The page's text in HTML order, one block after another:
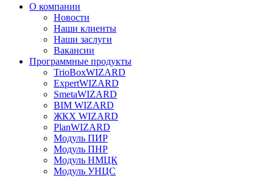
О компании
Новости
Наши клиенты
Наши заслуги
Вакансии
Программные продукты
TrioBoxWIZARD
ExpertWIZARD
SmetaWIZARD
BIM WIZARD
ЖКХ WIZARD
PlanWIZARD
Модуль ПИР
Модуль ПНР
Модуль НМЦК
Модуль УНЦС